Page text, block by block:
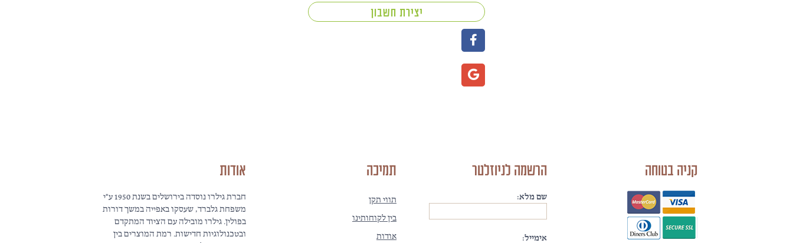
יצירת חשבון
קניה בטוחה הרשמה לניוזלטר
שם מלא:
אימייל:
תמיכה
תווי תקן
בין לקוחותינו
אודות
אודות
חברת גילרו נוסדה בירושלים בשנת 1950 ע"י
משפחת גלברד, שעסקו באפייה במשך דורות
בפולין. גילרו מובילה עם הציוד המתקדם
ובטכנולוגיות חדישות. רמת המוצרים בין